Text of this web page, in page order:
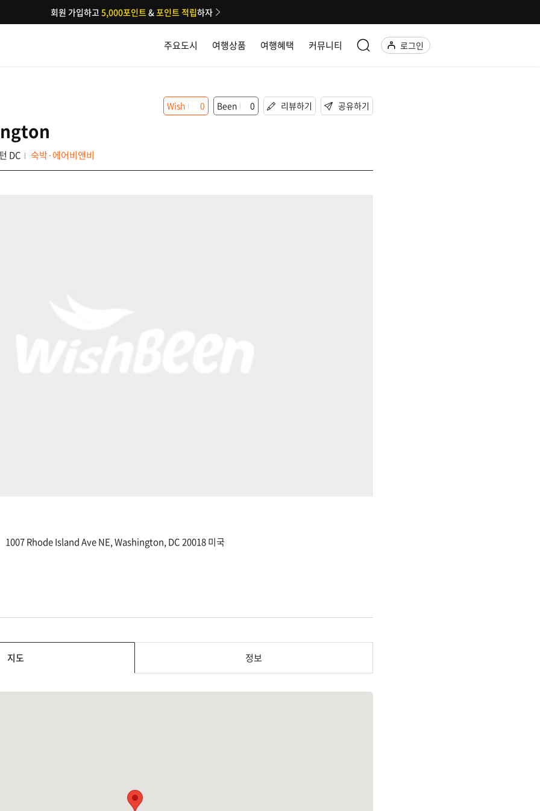
주요도시 여행상품 여행혜택 커뮤니티 로그인
회원 가입하고5,000포인트&포인트 적립하자
DC 숙박·에어비앤비
Wish 0 Been 0 리뷰하기 공유하기
1007 Rhode Island Ave NE, Washington, DC 20018 미국
지도 정보